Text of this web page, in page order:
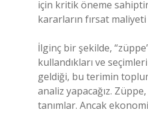
için kritik öneme
kararların fırsat
İlginç bir şekilde,
kullandıkları ve
geldiği, bu terimin
analiz yapacağız.
tanımlar. Ancak